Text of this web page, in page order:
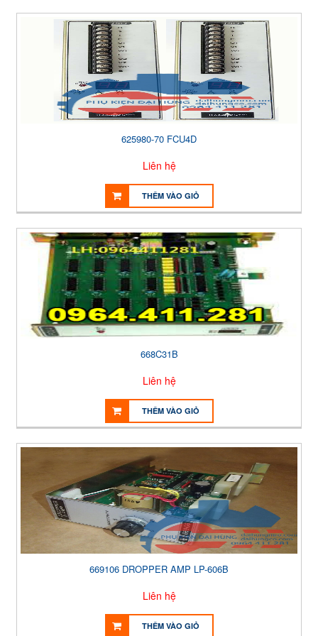
625980-70 FCU4D
Liên hệ
THÊM VÀO GIỎ
668C31B
Liên hệ
THÊM VÀO GIỎ
669106 DROPPER AMP LP-606B
Liên hệ
THÊM VÀO GIỎ